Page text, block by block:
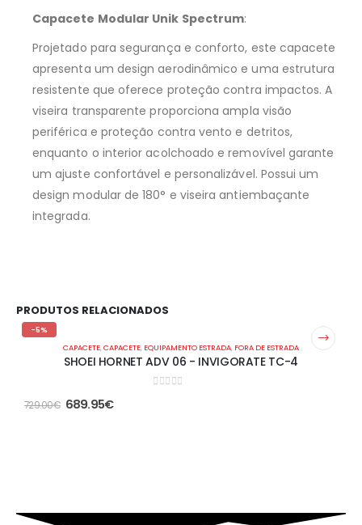
Capacete Modular Unik Spectrum:
Projetado para segurança e conforto, este capacete
apresenta um design aerodinâmico e uma estrutura
resistente que oferece proteção contra impactos. A
viseira transparente proporciona ampla visão
periférica e proteção contra vento e detritos,
enquanto o interior acolchoado e removível garante
um ajuste confortável e personalizável. Possui um
design modular de 180° e viseira antiembaçante
integrada.
PRODUTOS RELACIONADOS
-5%
CAPACETE,CAPACETE, EQUIPAMENTO ESTRADA, FORA DE ESTRADA
SHOEI HORNET ADV 06 - INVIGORATE TC-4
729.00€ 689.95€